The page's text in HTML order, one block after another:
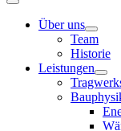
Toggle
NavigationÜber uns
Team
Historie
Leistungen